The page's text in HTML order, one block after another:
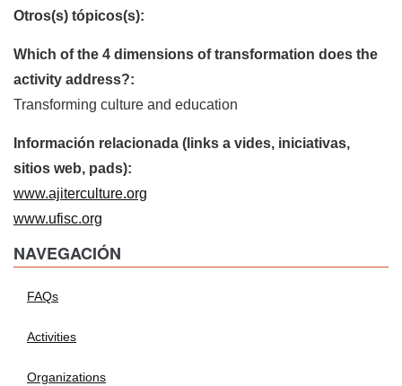
Otros(s) tópicos(s):
Which of the 4 dimensions of transformation does the
activity address?:
Transforming culture and education
Información relacionada (links a vides, iniciativas,
sitios web, pads):
www.ajiterculture.org
www.ufisc.org
NAVEGACIÓN
FAQs
Activities
Organizations